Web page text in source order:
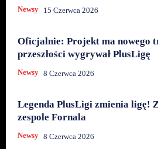
Newsy 15 Czerwca 2026
Oficjalnie: Projekt ma nowego
przeszłości wygrywał PlusLigę
Newsy 8 Czerwca 2026
Legenda PlusLigi zmienia ligę!
zespole Fornala
Newsy 8 Czerwca 2026